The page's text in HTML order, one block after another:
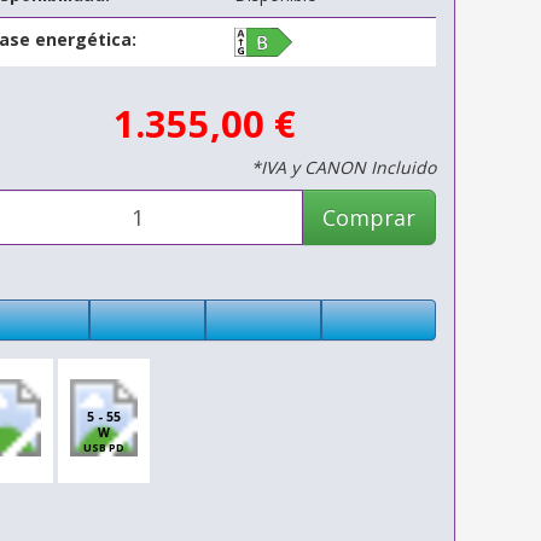
energética:
1.355,00 €
*IVA y CANON Incluido
Comprar
5 - 55
W
USB PD